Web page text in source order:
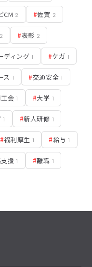
CM 2 #佐賀 2
2 #表彰 2
ディング 1 #ケガ 1
ス 1 #交通安全 1
会 1 #大学 1
1 #新人研修 1
#福利厚生 1 #給与 1
援 1 #離職 1